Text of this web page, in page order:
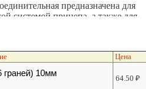
предназначена для
системой прицепа, а также для
воздуха при разъединении
Цена
граней) 10мм
64.50₽